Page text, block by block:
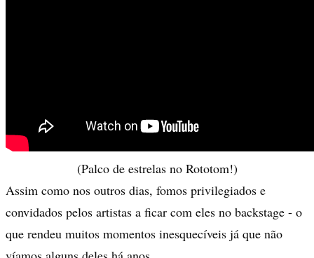
(Palco de estrelas no Rototom!)
Assim como nos outros dias, fomos privilegiados e
convidados pelos artistas a ficar com eles no backstage - o
que rendeu muitos momentos inesquecíveis já que não